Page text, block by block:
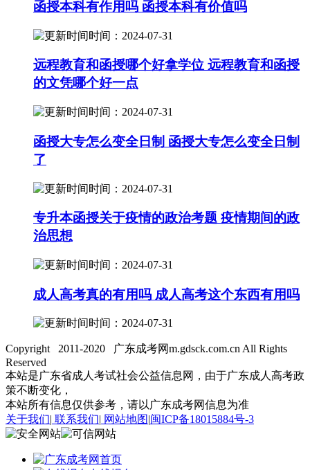
函授本科有作用吗 函授本科有价值吗
时间：2024-07-31
远程教育和函授哪个好拿学位 远程教育和函授
的文凭哪个好一点
时间：2024-07-31
函授大专怎么变全日制 函授大专怎么变全日制
了
时间：2024-07-31
专升本函授关于疫情的政治考题 疫情期间的政
治思想
时间：2024-07-31
成人高考真的有用吗 成人高考这个东西有用吗
时间：2024-07-31
Copyright 2011-2020 广东成考网m.gdsck.com.cn All Rights
Reserved
本站是广东省成人考试社会公益信息网，由于广东成人高考政
策不断变化，
本站所有信息仅供参考，请以广东成考网信息为准
关于我们| 联系我们| 网站地图|闽ICP备18015884号-3
首页